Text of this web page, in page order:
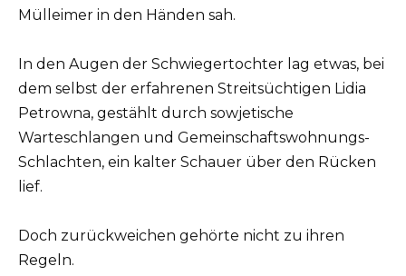
Mülleimer in den Händen sah.
In den Augen der Schwiegertochter lag etwas, bei
dem selbst der erfahrenen Streitsüchtigen Lidia
Petrowna, gestählt durch sowjetische
Warteschlangen und Gemeinschaftswohnungs-
Schlachten, ein kalter Schauer über den Rücken
lief.
Doch zurückweichen gehörte nicht zu ihren
Regeln.